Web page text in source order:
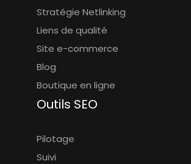
Stratégie Netlinking
Liens de qualité
Site e-commerce
Blog
Boutique en ligne
Outils SEO
Pilotage
Suivi